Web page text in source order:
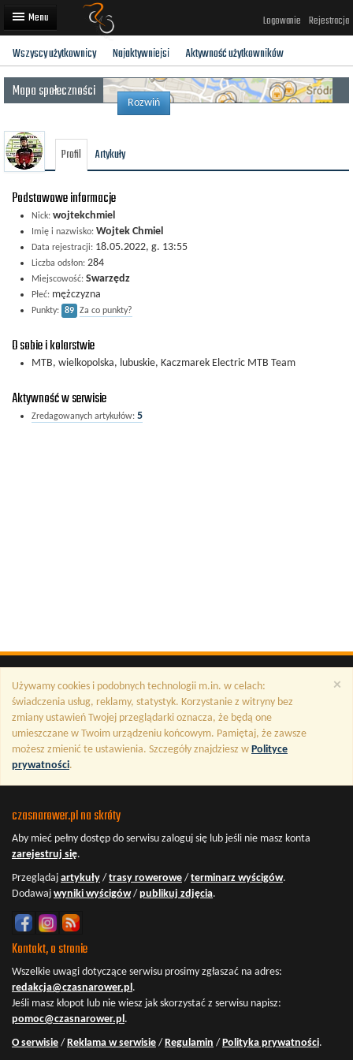
Logowanie Rejestracja
Artykuły
Trasy rowerowe
Wyścigi rowerowe
Użytkownicy
Dodaj
Wszyscy użytkownicy Najaktywniejsi Aktywność użytkowników
Mapa społeczności
Rozwiń
Profil Artykuły
Podstawowe informacje
Nick: wojtekchmiel
Imię i nazwisko: Wojtek Chmiel
Data rejestracji: 18.05.2022, g. 13:55
Liczba odsłon: 284
Miejscowość: Swarzędz
Płeć: mężczyzna
Punkty: 89 Za co punkty?
O sobie i kolarstwie
MTB, wielkopolska, lubuskie, Kaczmarek Electric MTB Team
Aktywność w serwisie
Zredagowanych artykułów: 5
×
Używamy cookies i podobnych technologii m.in. w celach:
świadczenia usług, reklamy, statystyk. Korzystanie z witryny bez
zmiany ustawień Twojej przeglądarki oznacza, że będą one
umieszczane w Twoim urządzeniu końcowym. Pamiętaj, że zawsze
możesz zmienić te ustawienia. Szczegóły znajdziesz w Polityce
prywatności.
czasnarower.pl na skróty
Aby mieć pełny dostęp do serwisu zaloguj się lub jeśli nie masz konta
zarejestruj się.
Przeglądaj artykuły / trasy rowerowe / terminarz wyścigów.
Dodawaj wyniki wyścigów/ publikuj zdjęcia.
Kontakt, o stronie
Wszelkie uwagi dotyczące serwisu prosimy zgłaszać na adres:
redakcja@czasnarower.pl.
Jeśli masz kłopot lub nie wiesz jak skorzystać z serwisu napisz:
pomoc@czasnarower.pl.
O serwisie / Reklama w serwisie / Regulamin / Polityka prywatności.